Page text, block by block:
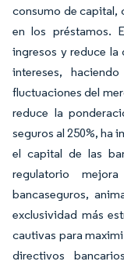
consumo de capital,
en los préstamos.
ingresos y reduce la
intereses,
fluctuaciones del
reduce la
seguros al 250%, ha
el capital de las
regulatorio
bancaseguros,
exclusividad más
cautivas para
directivos